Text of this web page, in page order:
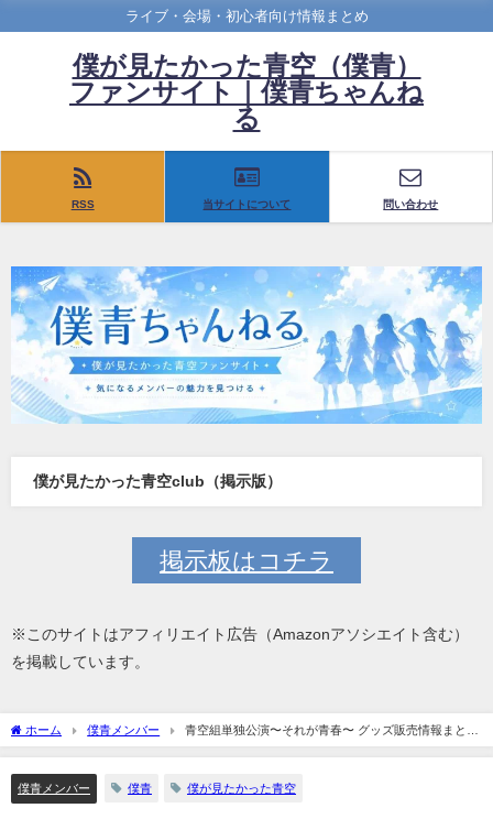
ライブ・会場・初心者向け情報まとめ
僕が見たかった青空（僕青）
ファンサイト｜僕青ちゃんね
る
RSS 当サイトについて 問い合わせ
僕が見たかった青空club（掲示版）
掲示板はコチラ
※このサイトはアフィリエイト広告（Amazonアソシエイト含む）
を掲載しています。
ホーム 僕青メンバー
青空組単独公演〜それが青春〜 グッズ販売情報まとめ
僕青メンバー 僕青 僕が見たかった青空